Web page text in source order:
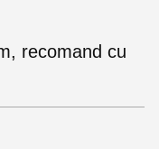
recomand cu